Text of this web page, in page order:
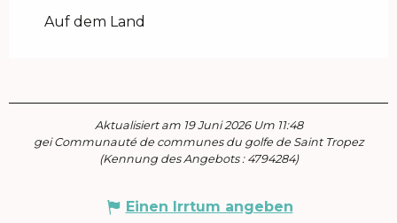
Auf dem Land
Aktualisiert am 19 Juni 2026 Um 11:48
gei Communauté de communes du golfe de Saint Tropez
(Kennung des Angebots : 4794284)
Einen Irrtum angeben